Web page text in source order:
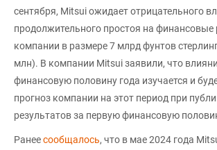
сентября, Mitsui ожидает отрицательного
продолжительного простоя на финансовые
компании в размере 7 млрд фунтов
млн). В компании Mitsui заявили, что
финансовую половину года изучается и
прогноз компании на этот период при
результатов за первую финансовую
Ранеесообщалось, что в мае 2024 года